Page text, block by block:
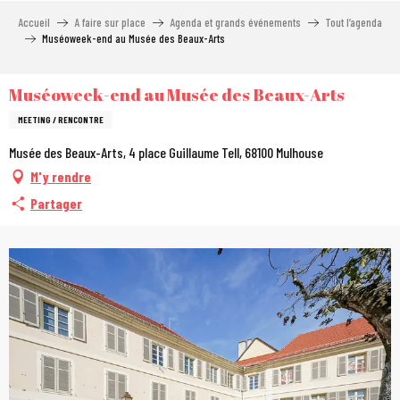
Accueil A faire sur place Agenda et grands événements
Tout l’agenda
Muséoweek-end au Musée des Beaux-Arts
Muséoweek-end au Musée des Beaux-Arts
MEETING / RENCONTRE
Musée des Beaux-Arts, 4 place Guillaume Tell, 68100 Mulhouse
M'y rendre
Partager